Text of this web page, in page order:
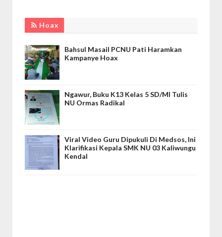
Hoax
Bahsul Masail PCNU Pati Haramkan
Kampanye Hoax
Ngawur, Buku K13 Kelas 5 SD/MI Tulis
NU Ormas Radikal
Viral Video Guru Dipukuli Di Medsos, Ini
Klarifikasi Kepala SMK NU 03 Kaliwungu
Kendal